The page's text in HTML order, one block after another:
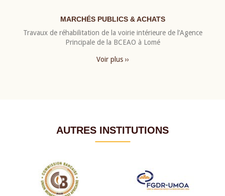
MARCHÉS PUBLICS & ACHATS
Travaux de réhabilitation de la voirie intérieure de l’Agence
Principale de la BCEAO à Lomé
Voir plus ››
AUTRES INSTITUTIONS